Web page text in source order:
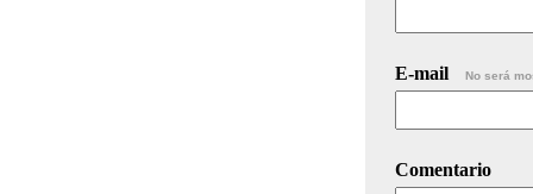
E-mail No será
Comentario